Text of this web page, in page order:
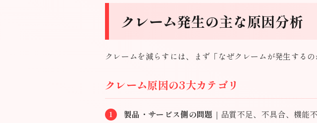
クレーム発生の主な原因分析
クレームを減らすには、まず「なぜクレームが発生する
クレーム原因の3大カテゴリ
製品・サービス側の問題 ｜品質不足、不具合、機能